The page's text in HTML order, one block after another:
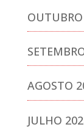
AGOSTO
JULHO